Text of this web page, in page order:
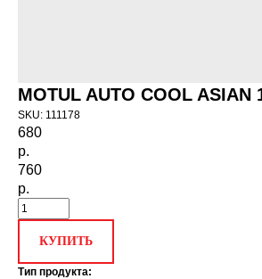
MOTUL AUTO COOL ASIAN
SKU: 111178
680
р.
760
р.
КУПИТЬ
Тип продукта: